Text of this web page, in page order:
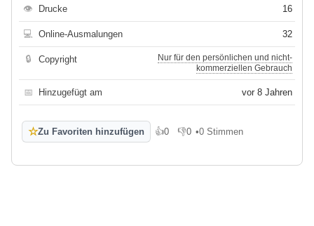
👁 Drucke 16
💻 Online-Ausmalungen 32
🔒 Copyright
Nur für den persönlichen und nicht-
kommerziellen Gebrauch
📅 Hinzugefügt am vor 8 Jahren
☆Zu Favoriten hinzufügen 👍0
Gefällt mir
👎0
Gefällt mir nicht
•0 Stimmen